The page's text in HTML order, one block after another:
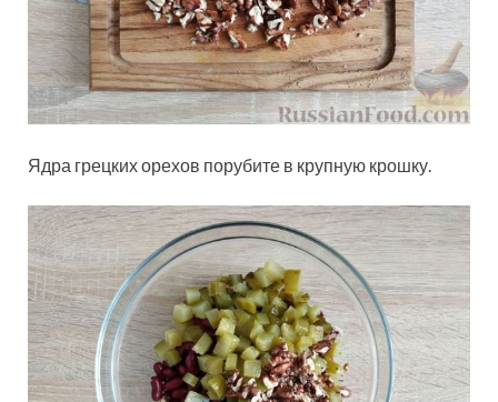
Ядра грецких орехов порубите в крупную крошку.